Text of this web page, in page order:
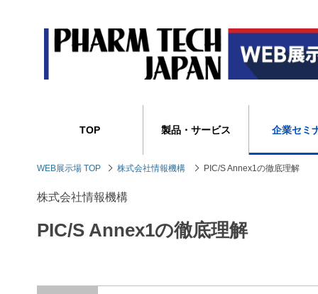
TOP 製品・サービス 企業セミ
WEB展示場 TOP 株式会社情報機構 PIC/S Annex1の徹底理解
株式会社情報機構
PIC/S Annex1の徹底理解